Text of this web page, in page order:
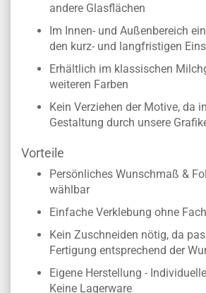
andere Glasflächen
Im Innen- und Außenbereich
den kurz- und langfristigen
Erhältlich im klassischen
weiteren Farben
Kein Verziehen der Motive, da
Gestaltung durch unsere
Vorteile
Persönliches Wunschmaß &
wählbar
Einfache Verklebung ohne
Kein Zuschneiden nötig, da
Fertigung entsprechend der
Eigene Herstellung -
Keine Lagerware